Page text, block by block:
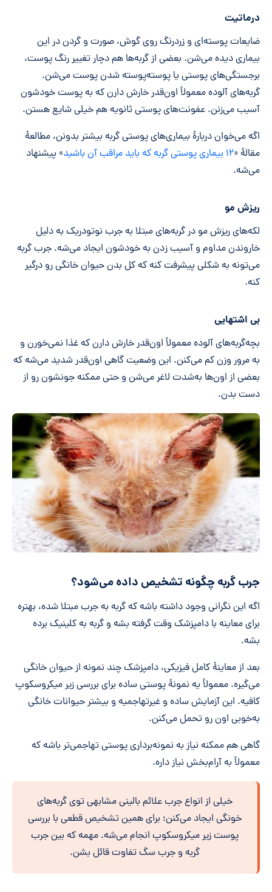
درماتیت
ضایعات پوسته‌ای و زردرنگ روی گوش، صورت و گردن در این
بیماری دیده می‌شن. بعضی از گربه‌ها هم دچار تغییر رنگ پوست،
برجستگی‌های پوستی یا پوسته‌پوسته شدن پوست می‌شن.
گربه‌های آلوده معمولاً اون‌قدر خارش دارن که به پوست خودشون
آسیب می‌زنن. عفونت‌های پوستی ثانویه هم خیلی شایع هستن.
اگه می‌خوان دربارۀ بیماری‌های پوستی گربه بیشتر بدونن، مطالعۀ
مقالۀ «۱۲ بیماری پوستی گربه که باید مراقب آن باشید
» پیشنهاد
می‌شه.
ریزش مو
لکه‌های ریزش مو در گربه‌های مبتلا به جرب نوتودریک به دلیل
خاروندن مداوم و آسیب زدن به خودشون ایجاد می‌شه. جرب گربه
می‌تونه به شکلی پیشرفت کنه که کل بدن حیوان خانگی رو درگیر
کنه.
بی اشتهایی
بچه‌گربه‌های آلوده معمولاً اون‌قدر خارش دارن که غذا نمی‌خورن و
به مرور وزن کم می‌کنن. این وضعیت گاهی اون‌قدر شدید می‌شه که
بعضی از اون‌ها به‌شدت لاغر می‌شن و حتی ممکنه جونشون رو از
دست بدن.
جرب گربه چگونه تشخیص داده می‌شود؟
اگه این نگرانی وجود داشته باشه که گربه به جرب مبتلا شده، بهتره
برای معاینه با دامپزشک وقت گرفته بشه و گربه به کلینیک برده
بشه.
بعد از معاینۀ کامل فیزیکی، دامپزشک چند نمونه از حیوان خانگی
می‌گیره. معمولاً یه نمونۀ پوستی ساده برای بررسی زیر میکروسکوپ
کافیه. این آزمایش ساده و غیرتهاجمیه و بیشتر حیوانات خانگی
به‌خوبی اون رو تحمل می‌کنن.
گاهی هم ممکنه نیاز به نمونه‌برداری پوستی تهاجمی‌تر باشه که
معمولاً به آرام‌بخش نیاز داره.
خیلی از انواع جرب علائم بالینی مشابهی توی گربه‌های
خونگی ایجاد می‌کنن؛ برای همین تشخیص قطعی با بررسی
پوست زیر میکروسکوپ انجام می‌شه. مهمه که بین جرب
گربه و جرب سگ تفاوت قائل بشن.